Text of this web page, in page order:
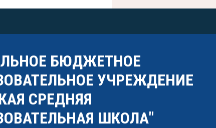
БЮДЖЕТНОЕ
УЧРЕЖДЕНИЕ
СРЕДНЯЯ
ШКОЛА"